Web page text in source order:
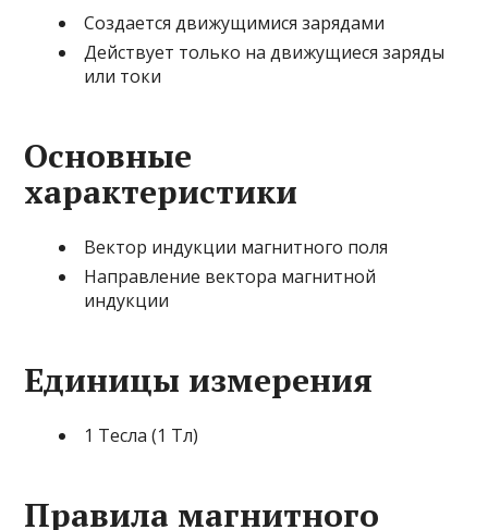
Создается движущимися зарядами
Действует только на движущиеся заряды
или токи
Основные
характеристики
Вектор индукции магнитного поля
Направление вектора магнитной
индукции
Единицы измерения
1 Тесла (1 Тл)
Правила магнитного